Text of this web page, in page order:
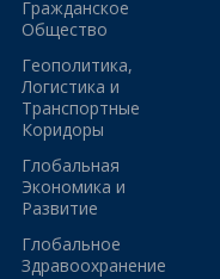
Гражданское
Общество
Геополитика,
Логистика и
Транспортные
Коридоры
Глобальная
Экономика и
Развитие
Глобальное
Здравоохранение